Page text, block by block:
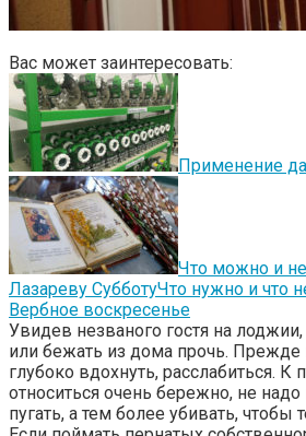
Вас может заинтересовать:
Применение
Что можно и
Лазареву СубботуЧто нужно и что
Вербное воскресенье
Увидев незваного гостя на лоджии,
или бежать из дома прочь. Прежде
глубоко вдохнуть, расслабиться. К
относиться очень бережно, не надо
пугать, а тем более убивать, чтобы